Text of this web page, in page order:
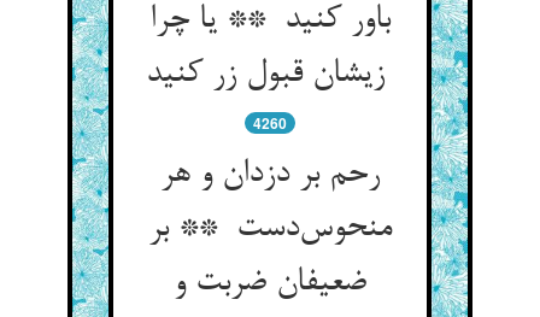
باور کنید ** یا چرا
4260
رحم بر دزدان و هر
منحوس‌دست ** بر
ضعیفان ضربت و